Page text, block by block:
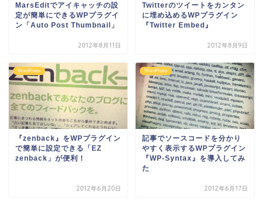
MarsEditでアイキャッチの設
定が簡単にできるWPプラグイ
ン「Auto Post Thumbnail」
2012年8月11日
Twitterのツイートをカンタン
に埋め込めるWPプラグイン
『Twitter Embed』
2012年8月9日
WordPress
『zenback』をWPプラグイン
で簡単に設定できる「EZ
zenback」が便利！
2012年6月20日
WordPress
記事でソースコードを分かり
やすく表示するWPプラグイン
『WP-Syntax』を導入してみ
た
2012年6月17日